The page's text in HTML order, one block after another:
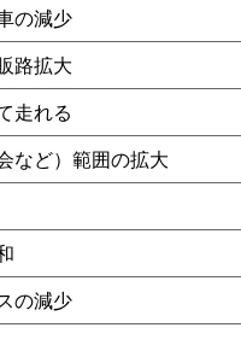
の減少
路拡大
走れる
など）範囲の拡大
の減少